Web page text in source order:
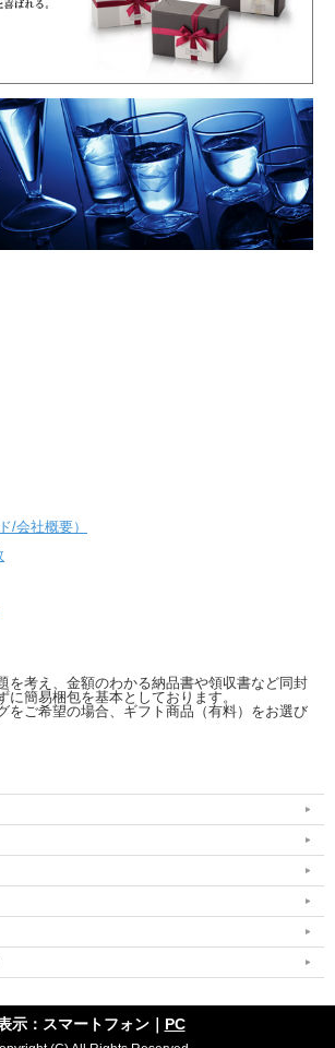
/会社概要）
を考え、金額のわかる納品書や領収書など同封
に簡易梱包を基本としております。
をご希望の場合、ギフト商品（有料）をお選び
示：スマートフォン｜ PC